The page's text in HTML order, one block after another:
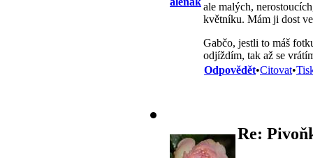
ale malých,
květníku. Mám ji dost
Gabčo, jestli to máš
odjíždím, tak až se
Odpovědět•Citovat•
Re: